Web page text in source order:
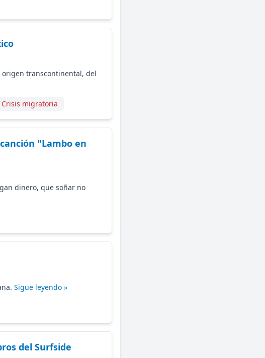
transcontinental, del
Crisis migratoria
"Lambo en
dinero, que soñar no
Sigue leyendo »
del Surfside